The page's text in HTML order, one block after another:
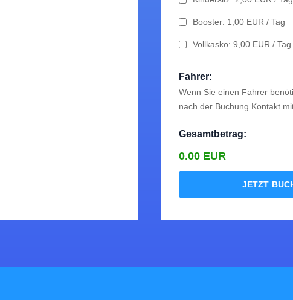
Booster: 1,00 EUR / Tag
Vollkasko: 9,00 EUR / Tag
Fahrer:
Wenn Sie einen Fahrer
nach der Buchung Kontakt
Gesamtbetrag:
0.00EUR
JETZT
Sie können mit Kreditkarte zahlen oder Bar bei der
Wir werden uns auf jede erdenkliche Weise mit